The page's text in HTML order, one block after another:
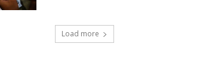
Load more